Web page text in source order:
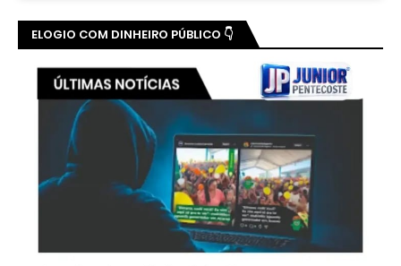
ELOGIO COM DINHEIRO PÚBLICO 👇